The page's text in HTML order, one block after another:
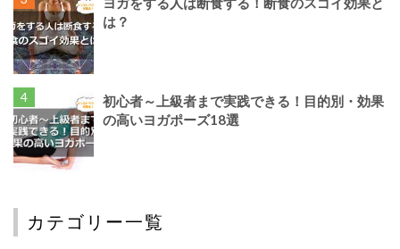
は？
初心者～上級者まで実践できる！目的別・効果
の高いヨガポーズ18選
カテゴリー一覧